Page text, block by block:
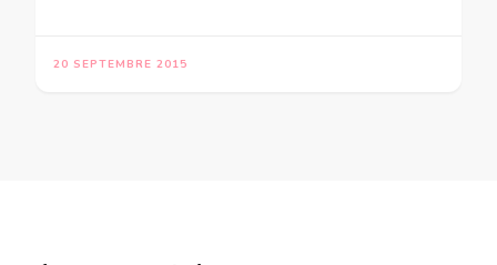
20 SEPTEMBRE 2015